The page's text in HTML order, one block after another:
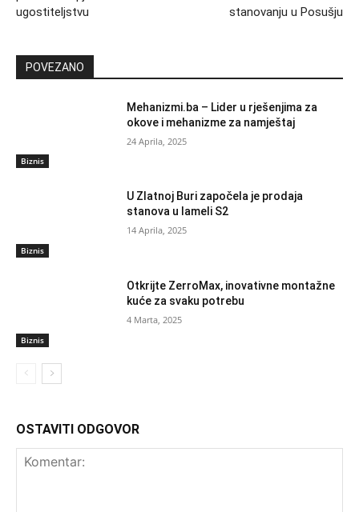
ugostiteljstvu
stanovanju u Posušju
POVEZANO
Biznis
Mehanizmi.ba – Lider u rješenjima za
okove i mehanizme za namještaj
24 Aprila, 2025
Biznis
U Zlatnoj Buri započela je prodaja
stanova u lameli S2
14 Aprila, 2025
Biznis
Otkrijte ZerroMax, inovativne montažne
kuće za svaku potrebu
4 Marta, 2025
OSTAVITI ODGOVOR